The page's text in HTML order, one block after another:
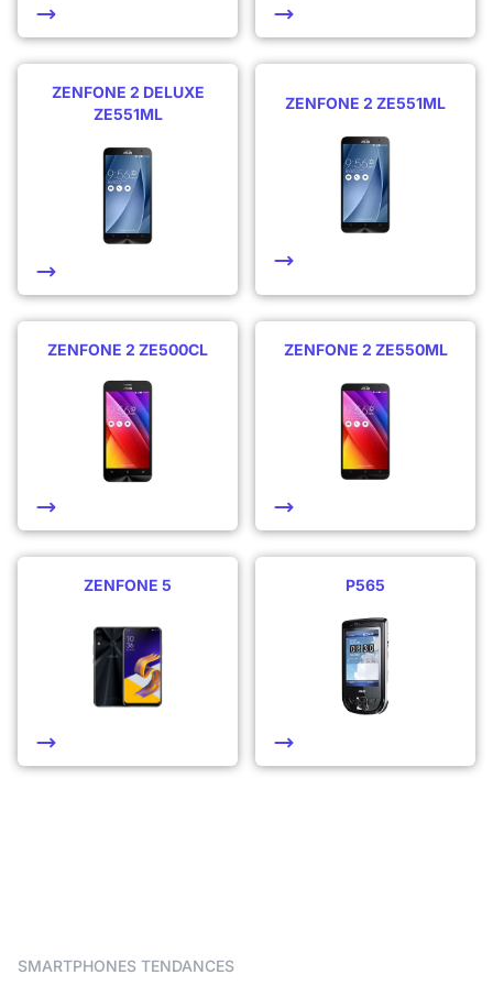
ZENFONE 2 DELUXE
ZE551ML
ZENFONE 2 ZE551ML
ZENFONE 2 ZE500CL ZENFONE 2 ZE550ML
ZENFONE 5 P565
SMARTPHONES TENDANCES